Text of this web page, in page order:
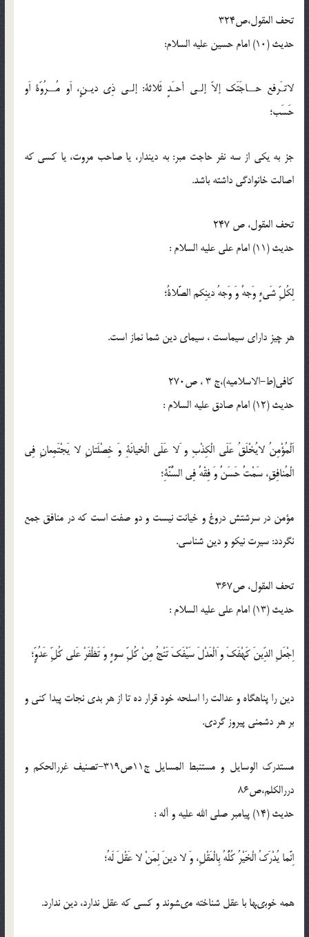
تحف العقول،ص324
حدیث (10) امام حسین علیه السلام:
لاتـَرفع حــاجَتَک إلاّ إلـى أحـَدٍ ثَلاثة: إلـى ذِى دیـنٍ، اَو مُــرُوّة اَو
حَسَب؛
جز به یکى از سه نفر حاجت مبر: به دیندار، یا صاحب مروت، یا کسى که
اصالت خانوادگى داشته باشد.
تحف العقول، ص 247
حدیث (11) امام على عليه ‏السلام :
لِکُلِّ شَیءٍ وَجهٌ وَ وَجهُ دینِکم الصَّلاةُ؛
هر چیز دارای سیماست ، سیمای دین شما نماز است.
کافی(ط-الاسلامیه)،ج 3 ، ص270
حدیث (12) امام صادق عليه‏ السلام :
اَلْمُؤْمِنُ لايُخْلَقُ عَلَى الْكِذْبِ و َلا عَلَى الْخيانَةِ وَ خِصْلَتانِ لا يَجْتَمِعانِ فِى
الْمُنافِقِ، سَمْتٌ حَسَنٌ وَ فِقْهٌ فِى السُّنَّةِ؛
مؤمن در سرشتش دروغ و خيانت نيست و دو صفت است كه در منافق جمع
نگردد: سيرت نيكو و دين شناسى.
تحف العقول، ص367
حدیث (13) امام على عليه‏ السلام :
اِجْعَلِ الدِّينَ كَهْفَكَ و َالْعَدْلَ سَيْفَكَ تَنْجُ مِنْ كُلِّ سوءٍ وَ تَظْفَرْ عَلى كُلِّ عَدُوٍّ؛
دين را پناهگاه و عدالت را اسلحه خود قرار ده تا از هر بدى نجات پيدا كنى و
بر هر دشمنى پيروز گردى.
مستدرک الوسایل و مستنبط المسایل ج11ص319-تصنیف غررالحكم و
دررالکلم،ص86
حدیث (14) پيامبر صلى‏ الله‏ عليه ‏و ‏آله :
اِنَّما يُدْرَكُ الْخَيْرُ كُلُّهُ بِالْعَقْلِ، وَ لا دينَ لِمَنْ لا عَقْلَ لَهُ؛
همه خوبى‏ها با عقل شناخته مى‏شوند و كسى كه عقل ندارد، دين ندارد.